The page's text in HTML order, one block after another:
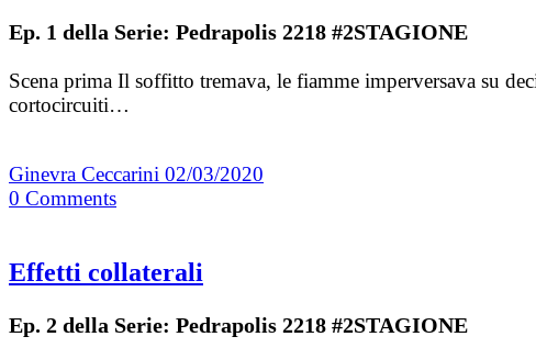
Ep. 1 della Serie: Pedrapolis 2218 #2STAGIONE
Scena prima Il soffitto tremava, le fiamme imperversava su
cortocircuiti…
Ginevra Ceccarini 02/03/2020
0 Comments
Effetti collaterali
Ep. 2 della Serie: Pedrapolis 2218 #2STAGIONE